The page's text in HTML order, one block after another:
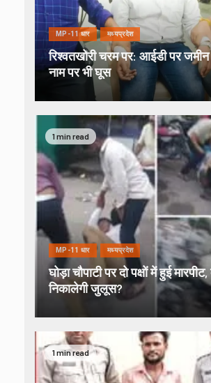
MP-11 धार मध्यप्रदेश
रिश्वतखोरी चरम पर: आईडी पर
नाम पर भी घूस
1 min read
MP-11 धार मध्यप्रदेश
घोड़ा चौपाटी पर दो पक्षों में हुई
निकालेगी जुलूस?
1 min read